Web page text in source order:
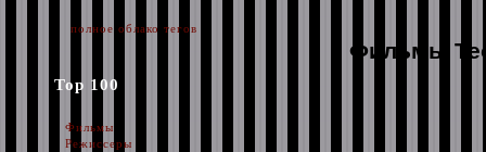
Фильмы
полное облако тегов
Top 100
Фильмы
Режиссеры